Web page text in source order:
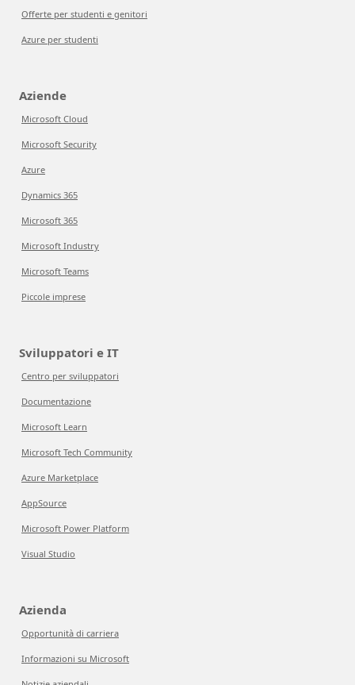
Offerte per studenti e genitori
Azure per studenti
Aziende
Microsoft Cloud
Microsoft Security
Azure
Dynamics 365
Microsoft 365
Microsoft Industry
Microsoft Teams
Piccole imprese
Sviluppatori e IT
Centro per sviluppatori
Documentazione
Microsoft Learn
Microsoft Tech Community
Azure Marketplace
AppSource
Microsoft Power Platform
Visual Studio
Azienda
Opportunità di carriera
Informazioni su Microsoft